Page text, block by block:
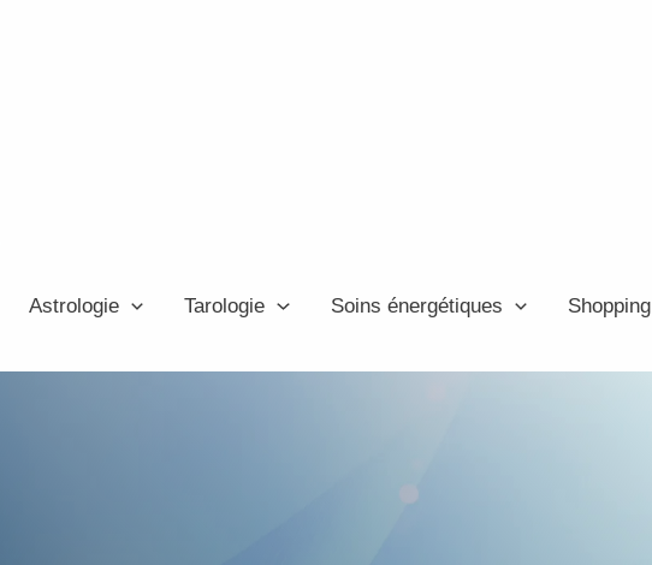
Astrologie Tarologie Soins énergétiques Shopping